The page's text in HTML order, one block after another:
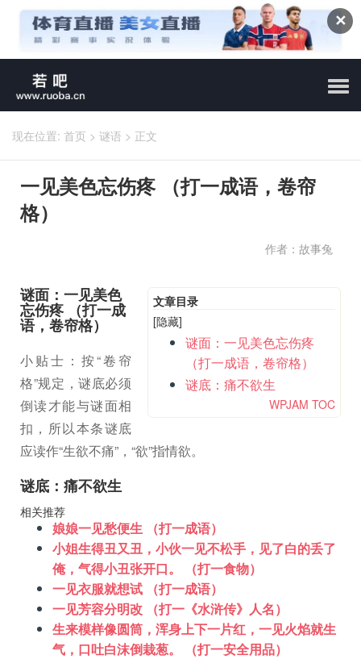
✕
现在位置: 首页 > 谜语 > 正文
一见美色忘伤疼 （打一成语，卷帘
格）
作者：故事兔
文章目录
[隐藏]
谜面：一见美色忘伤疼
（打一成语，卷帘格）
谜底：痛不欲生
WPJAM TOC
谜面：一见美色
忘伤疼 （打一成
语，卷帘格）
小贴士：按“卷帘
格”规定，谜底必须
倒读才能与谜面相
扣，所以本条谜底
应读作“生欲不痛”，“欲”指情欲。
谜底：痛不欲生
相关推荐
娘娘一见愁便生 （打一成语）
小姐生得丑又丑，小伙一见不松手，见了白的丢了
俺，气得小丑张开口。 （打一食物）
一见衣服就想试 （打一成语）
一见芳容分明改 （打一《水浒传》人名）
生来模样像圆筒，浑身上下一片红，一见火焰就生
气，口吐白沫倒栽葱。 （打一安全用品）